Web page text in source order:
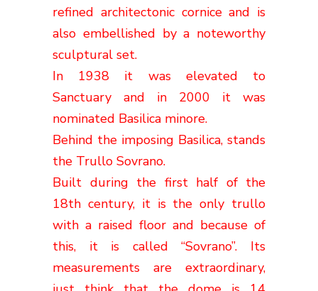
refined architectonic cornice and is
also embellished by a noteworthy
sculptural set.
In 1938 it was elevated to
Sanctuary and in 2000 it was
nominated Basilica minore.
Behind the imposing Basilica, stands
the Trullo Sovrano.
Built during the first half of the
18th century, it is the only trullo
with a raised floor and because of
this, it is called “Sovrano”. Its
measurements are extraordinary,